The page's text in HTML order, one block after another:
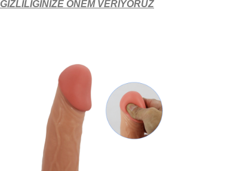
GİZLİLİĞİNİZE ÖNEM VERİYORUZ